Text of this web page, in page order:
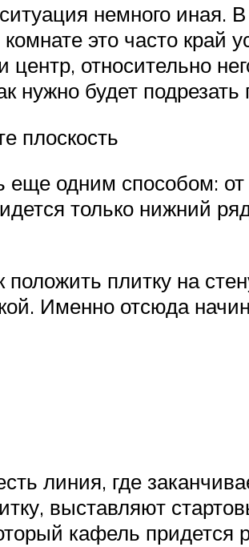
немного иная.
это часто край
центр, относительно
нужно будет
плоскость
одним способом:
только нижний
плитку на
Именно отсюда
линия, где
выставляют
кафель придется